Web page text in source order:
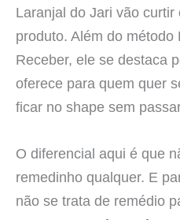
Laranjal do Jari vão
produto. Além do método
Receber, ele se destaca
oferece para quem quer
ficar no shape sem
O diferencial aqui é que
remedinho qualquer. E
não se trata de remédio